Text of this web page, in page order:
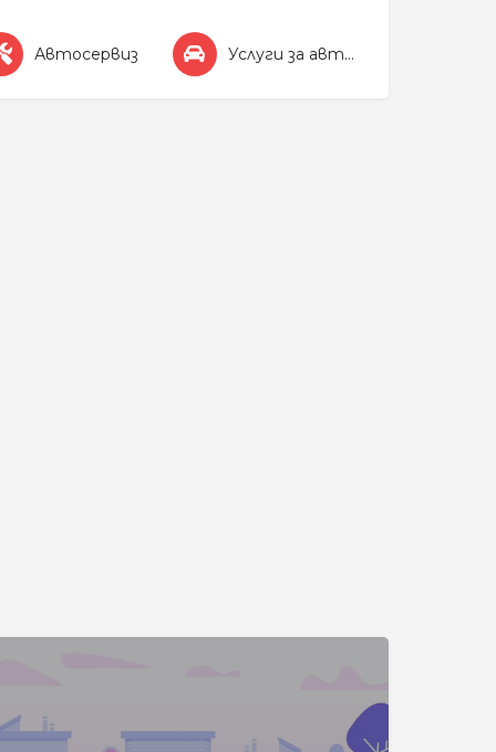
Автосервиз Услуги за автомобила